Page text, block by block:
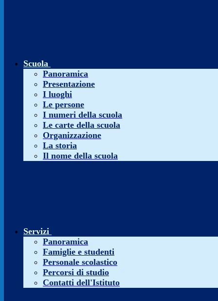
Scuola
Panoramica
Presentazione
I luoghi
Le persone
I numeri della scuola
Le carte della scuola
Organizzazione
La storia
Il nome della scuola
Servizi
Panoramica
Famiglie e studenti
Personale scolastico
Percorsi di studio
Contatti dell'Istituto